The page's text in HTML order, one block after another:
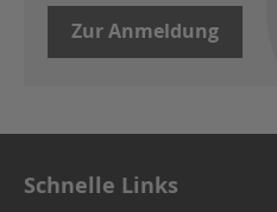
Zur Anmeldung
Schnelle Links